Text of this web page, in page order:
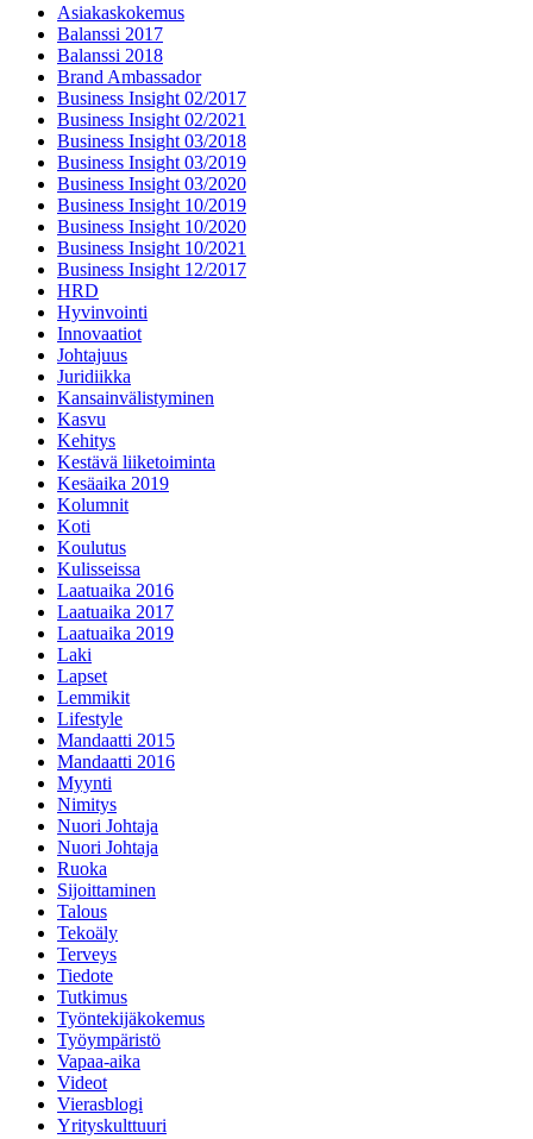
Asiakaskokemus
Balanssi 2017
Balanssi 2018
Brand Ambassador
Business Insight 02/2017
Business Insight 02/2021
Business Insight 03/2018
Business Insight 03/2019
Business Insight 03/2020
Business Insight 10/2019
Business Insight 10/2020
Business Insight 10/2021
Business Insight 12/2017
HRD
Hyvinvointi
Innovaatiot
Johtajuus
Juridiikka
Kansainvälistyminen
Kasvu
Kehitys
Kestävä liiketoiminta
Kesäaika 2019
Kolumnit
Koti
Koulutus
Kulisseissa
Laatuaika 2016
Laatuaika 2017
Laatuaika 2019
Laki
Lapset
Lemmikit
Lifestyle
Mandaatti 2015
Mandaatti 2016
Myynti
Nimitys
Nuori Johtaja
Nuori Johtaja
Ruoka
Sijoittaminen
Talous
Tekoäly
Terveys
Tiedote
Tutkimus
Työntekijäkokemus
Työympäristö
Vapaa-aika
Videot
Vierasblogi
Yrityskulttuuri